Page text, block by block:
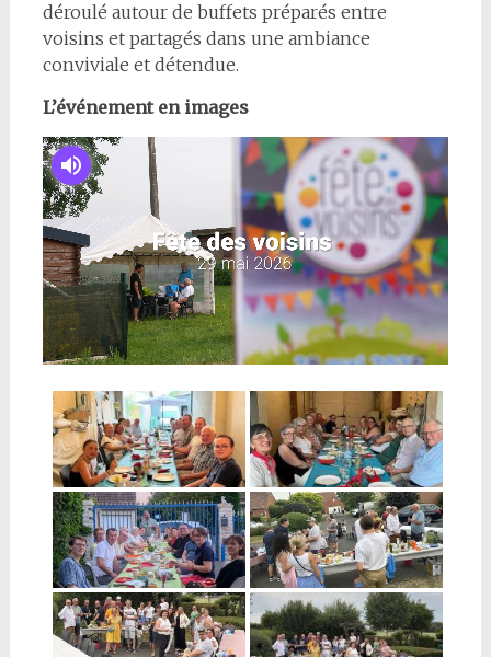
déroulé autour de buffets préparés entre
voisins et partagés dans une ambiance
conviviale et détendue.
L’événement en images